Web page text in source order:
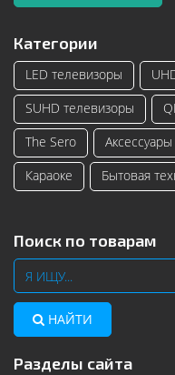
Категории
LED телевизоры
SUHD телевизоры
The Sero
Аксессуары
Караоке
Бытовая
Поиск по товарам
НАЙТИ
Разделы сайта